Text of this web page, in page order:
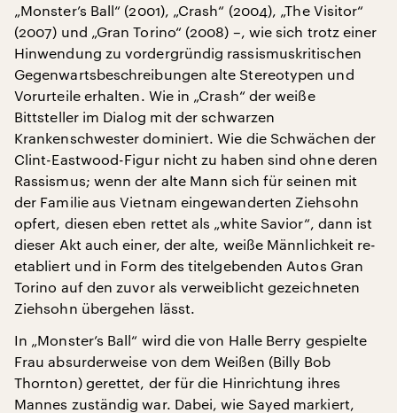
„Monster’s Ball“ (2001), „Crash“ (2004), „The Visitor“
(2007) und „Gran Torino“ (2008) –, wie sich trotz einer
Hinwendung zu vordergründig rassismuskritischen
Gegenwartsbeschreibungen alte Stereotypen und
Vorurteile erhalten. Wie in „Crash“ der weiße
Bittsteller im Dialog mit der schwarzen
Krankenschwester dominiert. Wie die Schwächen der
Clint-Eastwood-Figur nicht zu haben sind ohne deren
Rassismus; wenn der alte Mann sich für seinen mit
der Familie aus Vietnam eingewanderten Ziehsohn
opfert, diesen eben rettet als „white Savior“, dann ist
dieser Akt auch einer, der alte, weiße Männlichkeit re-
etabliert und in Form des titelgebenden Autos Gran
Torino auf den zuvor als verweiblicht gezeichneten
Ziehsohn übergehen lässt.
In „Monster’s Ball“ wird die von Halle Berry gespielte
Frau absurderweise von dem Weißen (Billy Bob
Thornton) gerettet, der für die Hinrichtung ihres
Mannes zuständig war. Dabei, wie Sayed markiert,